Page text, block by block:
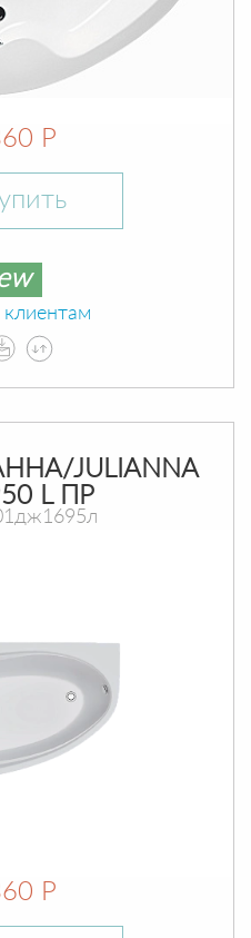
Р
JULIANNA
L ПР
Р